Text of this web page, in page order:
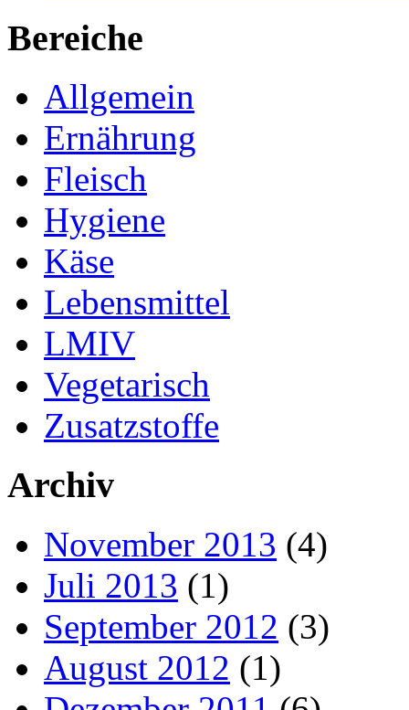
Bereiche
Allgemein
Ernährung
Fleisch
Hygiene
Käse
Lebensmittel
LMIV
Vegetarisch
Zusatzstoffe
Archiv
November 2013 (4)
Juli 2013 (1)
September 2012 (3)
August 2012 (1)